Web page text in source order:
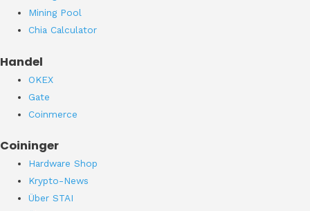
Mining Pool
Chia Calculator
Handel
OKEX
Gate
Coinmerce
Coininger
Hardware Shop
Krypto-News
Über STAI